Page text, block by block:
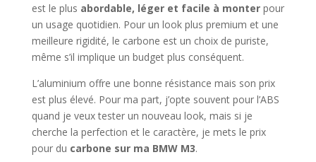
est le plus abordable, léger et facile à monterpour
un usage quotidien. Pour un look plus premium et une
meilleure rigidité, le carbone est un choix de puriste,
même s’il implique un budget plus conséquent.
L’aluminium offre une bonne résistance mais son prix
est plus élevé. Pour ma part, j’opte souvent pour l’ABS
quand je veux tester un nouveau look, mais si je
cherche la perfection et le caractère, je mets le prix
pour du carbone sur ma BMW M3.